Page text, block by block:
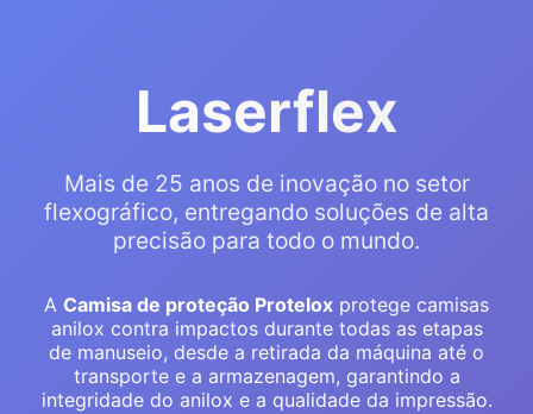
Laserflex
Mais de 25 anos de inovação no setor
flexográfico, entregando soluções de alta
precisão para todo o mundo.
A Camisa de proteção Protelox protege camisas
anilox contra impactos durante todas as etapas
de manuseio, desde a retirada da máquina até o
transporte e a armazenagem, garantindo a
integridade do anilox e a qualidade da impressão.